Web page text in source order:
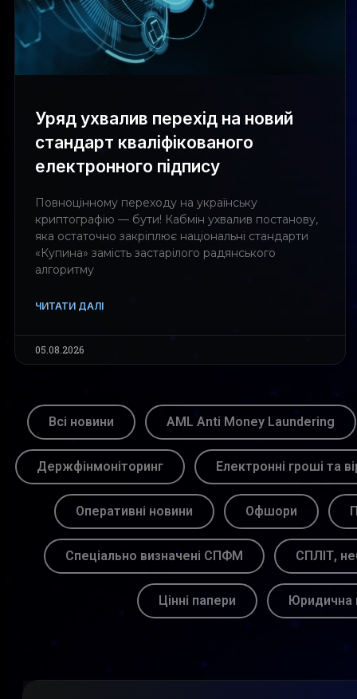
Уряд ухвалив перехід на новий
стандарт кваліфікованого
електронного підпису
Повноцінному переходу на українську
криптографію — бути! Кабмін ухвалив постанову,
яка остаточно закріплює національні стандарти
«Купина» замість застарілого радянського
алгоритму
ЧИТАТИ ДАЛІ
05.08.2026
Всі новини AML Anti Money Laundering
Держфінмоніторинг Електронні гроші та
Оперативні новини Офшори
Спеціально визначені СПФМ СПЛІТ,
Цінні папери Юридична